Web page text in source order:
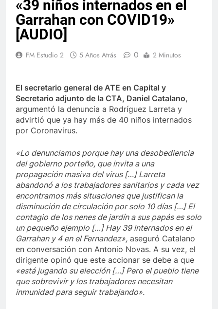
«39 niños internados en el
Garrahan con COVID19»
[AUDIO]
FM Estudio 2 5 Años Atrás 0 2 Minutos
El secretario general de ATE en Capital y
Secretario adjunto de la CTA, Daniel Catalano,
argumentó la denuncia a Rodríguez Larreta y
advirtió que ya hay más de 40 niños internados
por Coronavirus.
«Lo denunciamos porque hay una desobediencia
del gobierno porteño, que invita a una
propagación masiva del virus […] Larreta
abandonó a los trabajadores sanitarios y cada vez
encontramos más situaciones que justifican la
disminución de circulación por solo 10 días […] El
contagio de los nenes de jardín a sus papás es solo
un pequeño ejemplo […] Hay 39 internados en el
Garrahan y 4 en el Fernandez», aseguró Catalano
en conversación con Antonio Novas. A su vez, el
dirigente opinó que este accionar se debe a que
«está jugando su elección […] Pero el pueblo tiene
que sobrevivir y los trabajadores necesitan
inmunidad para seguir trabajando».